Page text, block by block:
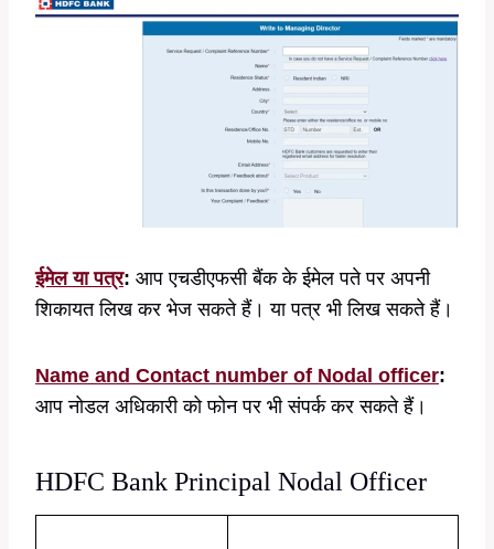
ईमेल यापत्र: आप एचडीएफसी बैंक के ईमेल पते पर अपनी
शिकायत लिख कर भेज सकते हैं। या पत्र भी लिख सकते हैं।
Name and Contact number of Nodal officer:
आप नोडल अधिकारी को फोन पर भी संपर्क कर सकते हैं।
HDFC Bank Principal Nodal Officer